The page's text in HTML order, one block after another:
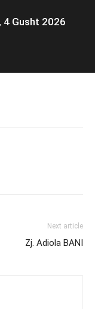
4 Gusht 2026
Next article
Zj. Adiola BANI